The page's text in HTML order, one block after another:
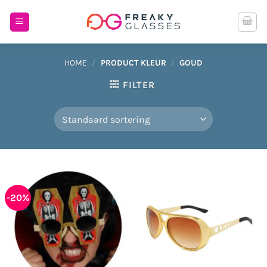
naar
HOME / PRODUCT KLEUR / GOUD
FILTER
-20%